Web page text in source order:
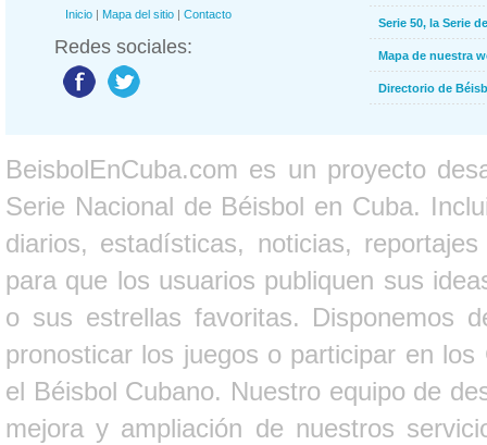
Inicio | Mapa del sitio | Contacto
Redes sociales:
Serie 50, la Serie
Mapa de nuestra
Directorio de
BeisbolEnCuba.com es un proyecto
Serie Nacional de Béisbol en Cuba.
diarios, estadísticas, noticias,
para que los usuarios publiquen sus
o sus estrellas favoritas. Disponemos
pronosticar los juegos o participar en
el Béisbol Cubano. Nuestro equipo de
mejora y ampliación de nuestros